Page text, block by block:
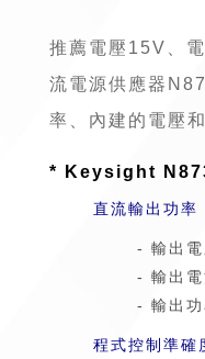
推薦電壓15V、
流電源供應器
率、內建的電壓
* Keysight
直流輸出功率
- 輸出
- 輸出
- 輸出
程式控制準確